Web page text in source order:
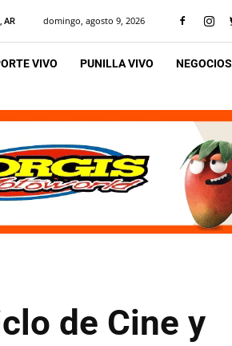
AR domingo, agosto 9, 2026
VIVO PUNILLA VIVO NEGOCIOS
de Cine y